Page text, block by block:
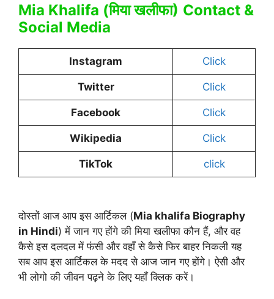
Mia Khalifa (मिया खलीफा) Contact &
Social Media
Instagram Click
Twitter Click
Facebook Click
Wikipedia Click
TikTok click
दोस्तों आज आप इस आर्टिकल (Mia khalifa Biography
in Hindi) में जान गए होंगे की मिया खलीफा कौन हैं, और वह
कैसे इस दलदल में फंसी और वहाँ से कैसे फिर बाहर निकली यह
सब आप इस आर्टिकल के मदद से आज जान गए होंगे। ऐसी और
भी लोगो की जीवन पढ़ने के लिए यहाँ क्लिक करें।